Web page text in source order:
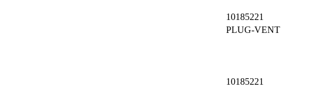
10185221
PLUG-VENT
10185221